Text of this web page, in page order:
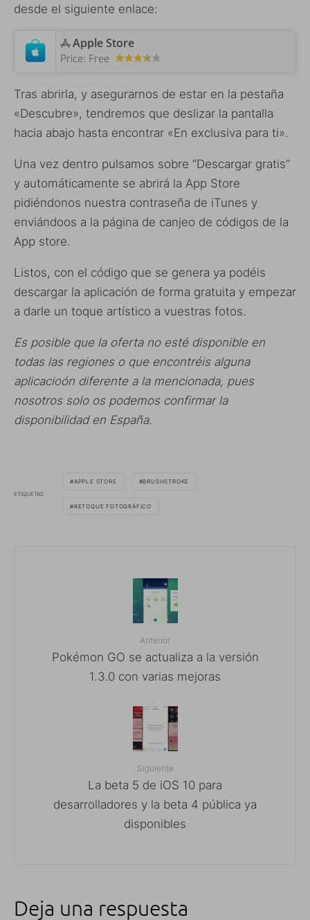
desde el siguiente enlace:
‎Apple Store
Price: Free
Tras abrirla, y asegurarnos de estar en la pestaña
«Descubre», tendremos que deslizar la pantalla
hacia abajo hasta encontrar «En exclusiva para ti».
Una vez dentro pulsamos sobre “Descargar gratis”
y automáticamente se abrirá la App Store
pidiéndonos nuestra contraseña de iTunes y
enviándoos a la página de canjeo de códigos de la
App store.
Listos, con el código que se genera ya podéis
descargar la aplicación de forma gratuita y empezar
a darle un toque artístico a vuestras fotos.
Es posible que la oferta no esté disponible en
todas las regiones o que encontréis alguna
aplicacioón diferente a la mencionada, pues
nosotros solo os podemos confirmar la
disponibilidad en España.
ETIQUETAS
APPLE STORE BRUSHSTROKE
RETOQUE FOTOGRÁFICO
Anterior
Pokémon GO se actualiza a la versión
1.3.0 con varias mejoras
Siguiente
La beta 5 de iOS 10 para
desarrolladores y la beta 4 pública ya
disponibles
Deja una respuesta